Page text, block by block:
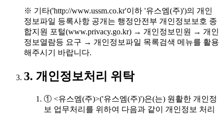
※ 기타('http://www.ussm.co.kr'이하 '유스엠(주)')의 개인
정보파일 등록사항 공개는 행정안전부 개인정보보호 종
합지원 포털(www.privacy.go.kr) → 개인정보민원 → 개인
정보열람등 요구 → 개인정보파일 목록검색 메뉴를 활용
해주시기 바랍니다.
3. 개인정보처리 위탁
① <유스엠(주)>('유스엠(주)')은(는) 원활한 개인정
보 업무처리를 위하여 다음과 같이 개인정보 처리